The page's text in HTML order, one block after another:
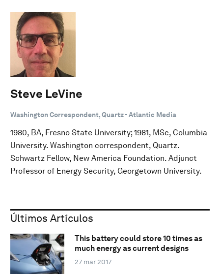
Steve LeVine
Washington Correspondent, Quartz - Atlantic Media
1980, BA, Fresno State University; 1981, MSc, Columbia
University. Washington correspondent, Quartz.
Schwartz Fellow, New America Foundation. Adjunct
Professor of Energy Security, Georgetown University.
Últimos Artículos
This battery could store 10 times as
much energy as current designs
27 mar 2017